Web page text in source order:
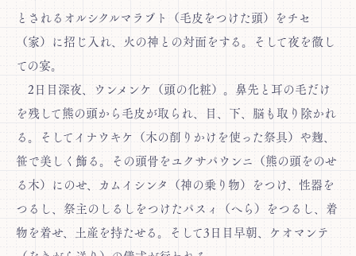
とされるオルシクルマラプト（毛皮をつけた頭）をチセ
（家）に招じ入れ、火の神との対面をする。そして夜を徹し
ての宴。
2日目深夜、ウンメンケ（頭の化粧）。鼻先と耳の毛だけ
を残して熊の頭から毛皮が取られ、目、下、脳も取り除かれ
る。そしてイナウキケ（木の削りかけを使った祭具）や麹、
笹で美しく飾る。その頭骨をユクサパウンニ（熊の頭をのせ
る木）にのせ、カムイシンタ（神の乗り物）をつけ、性器を
つるし、祭主のしるしをつけたパスィ（へら）をつるし、着
物を着せ、土産を持たせる。そして3日目早朝、ケオマンテ